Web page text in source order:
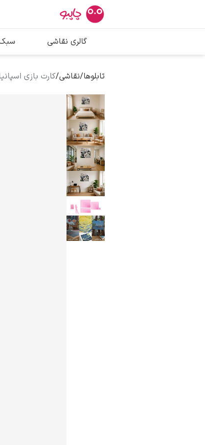
بیشترین
پیکاسو
سالوادور
گالری نقاشی
تابلوها/نقاشی/کارت بازی